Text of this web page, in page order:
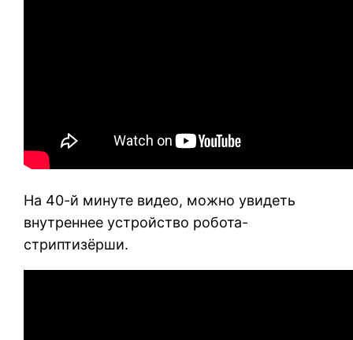
На 40-й минуте видео, можно увидеть
внутреннее устройство робота-
стриптизёрши.